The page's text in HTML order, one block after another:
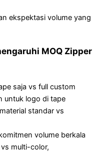
ekspektasi volume yang
MOQ Zipper
saja vs full custom
untuk logo di tape
standar vs
volume berkala
multi-color,